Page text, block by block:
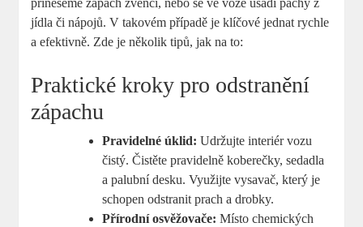
přineseme zápach zvenčí, nebo se ve voze usadí pachy z
jídla či nápojů. V takovém případě je klíčové jednat rychle
a efektivně. Zde je několik tipů, jak na to:
Praktické kroky pro odstranění
zápachu
Pravidelné úklid: Udržujte interiér vozu
čistý. Čistěte pravidelně koberečky, sedadla
a palubní desku. Využijte vysavač, který je
schopen odstranit prach a drobky.
Přírodní osvěžovače: Místo chemických